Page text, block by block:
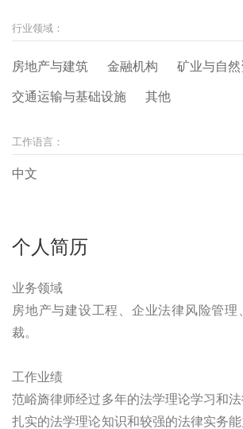
行业领域：
房地产与建筑 金融机构 矿业与自
交通运输与基础设施 其他
工作语言：
中文
个人简历
业务领域
房地产与建设工程、企业法律风险管理
裁。
工作业绩
范峪旖律师经过多年的法学理论学习和
扎实的法学理论知识和较强的法律实务